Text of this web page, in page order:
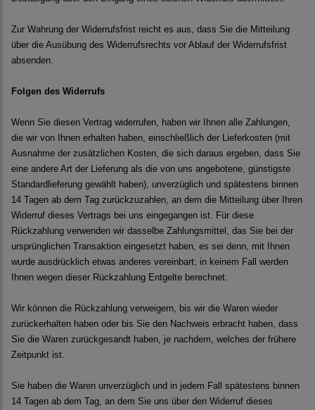
Zur Wahrung der Widerrufsfrist reicht es aus, dass Sie die Mitteilung
über die Ausübung des Widerrufsrechts vor Ablauf der Widerrufsfrist
absenden.
Folgen des Widerrufs
Wenn Sie diesen Vertrag widerrufen, haben wir Ihnen alle Zahlungen,
die wir von Ihnen erhalten haben, einschließlich der Lieferkosten (mit
Ausnahme der zusätzlichen Kosten, die sich daraus ergeben, dass Sie
eine andere Art der Lieferung als die von uns angebotene, günstigste
Standardlieferung gewählt haben), unverzüglich und spätestens binnen
14 Tagen ab dem Tag zurückzuzahlen, an dem die Mitteilung über Ihren
Widerruf dieses Vertrags bei uns eingegangen ist. Für diese
Rückzahlung verwenden wir dasselbe Zahlungsmittel, das Sie bei der
ursprünglichen Transaktion eingesetzt haben, es sei denn, mit Ihnen
wurde ausdrücklich etwas anderes vereinbart; in keinem Fall werden
Ihnen wegen dieser Rückzahlung Entgelte berechnet.
Wir können die Rückzahlung verweigern, bis wir die Waren wieder
zurückerhalten haben oder bis Sie den Nachweis erbracht haben, dass
Sie die Waren zurückgesandt haben, je nachdem, welches der frühere
Zeitpunkt ist.
Sie haben die Waren unverzüglich und in jedem Fall spätestens binnen
14 Tagen ab dem Tag, an dem Sie uns über den Widerruf dieses